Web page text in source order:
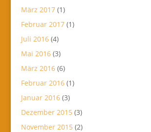
März 2017(1)
Februar 2017(1)
Juli 2016(4)
Mai 2016(3)
März 2016(6)
Februar 2016(1)
Januar 2016(3)
Dezember 2015 (3)
November 2015 (2)